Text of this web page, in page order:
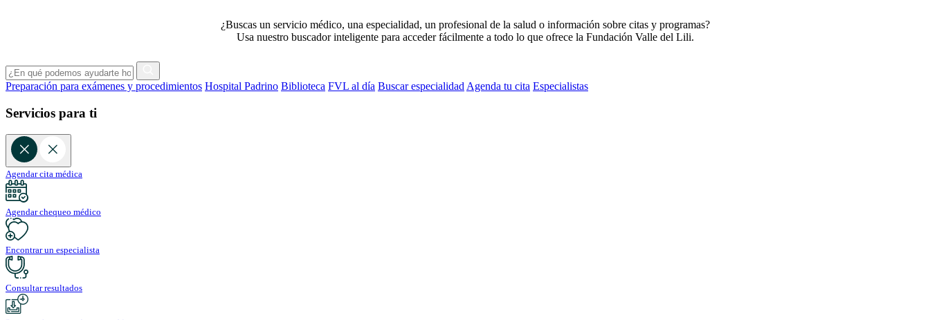
¿Buscas un servicio médico, una especialidad, un profesional de la salud o información sobre citas y programas?
Usa nuestro buscador inteligente para acceder fácilmente a todo lo que ofrece la Fundación Valle del Lili.
Preparación para exámenes y procedimientos Hospital Padrino Biblioteca FVL al día Buscar especialidad Agenda tu cita Especialistas
Servicios para ti
Agendar cita médica
Agendar chequeo médico
Encontrar un especialista
Consultar resultados